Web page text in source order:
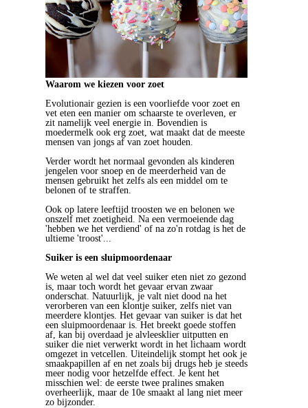
Waarom we kiezen voor zoet
Evolutionair gezien is een voorliefde voor zoet en
vet eten een manier om schaarste te overleven, er
zit namelijk veel energie in. Bovendien is
moedermelk ook erg zoet, wat maakt dat de meeste
mensen van jongs af van zoet houden.
Verder wordt het normaal gevonden als kinderen
jengelen voor snoep en de meerderheid van de
mensen gebruikt het zelfs als een middel om te
belonen of te straffen.
Ook op latere leeftijd troosten we en belonen we
onszelf met zoetigheid. Na een vermoeiende dag
'hebben we het verdiend' of na zo'n rotdag is het de
ultieme 'troost'...
Suiker is een sluipmoordenaar
We weten al wel dat veel suiker eten niet zo gezond
is, maar toch wordt het gevaar ervan zwaar
onderschat. Natuurlijk, je valt niet dood na het
verorberen van een klontje suiker, zelfs niet van
meerdere klontjes. Het gevaar van suiker is dat het
een sluipmoordenaar is. Het breekt goede stoffen
af, kan bij overdaad je alvleesklier uitputten en
suiker die niet verwerkt wordt in het lichaam wordt
omgezet in vetcellen. Uiteindelijk stompt het ook je
smaakpapillen af en net zoals bij drugs heb je steeds
meer nodig voor hetzelfde effect. Je kent het
misschien wel: de eerste twee pralines smaken
overheerlijk, maar de 10e smaakt al lang niet meer
zo bijzonder.